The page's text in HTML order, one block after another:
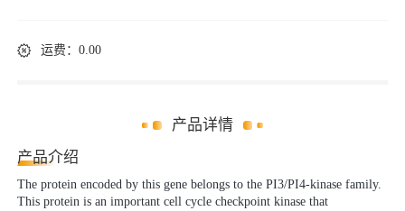
运费：0.00
产品详情
产品介绍
The protein encoded by this gene belongs to the PI3/PI4-kinase family.
This protein is an important cell cycle checkpoint kinase that